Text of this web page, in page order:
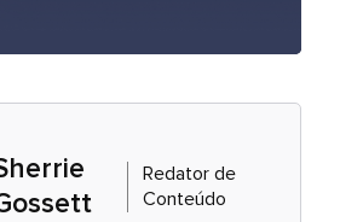
Redator de
Conteúdo